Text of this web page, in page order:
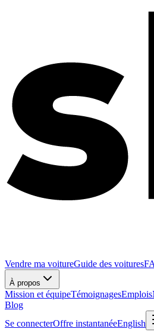
Vendre ma voitureGuide des voitures
À propos
Mission et équipeTémoignagesEmplois
Blog
Se connecterOffre instantanéeEnglish